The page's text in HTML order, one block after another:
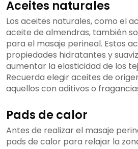
Aceites naturales
Los aceites naturales, como el
aceite de almendras, también
para el masaje perineal. Estos
propiedades hidratantes y
aumentar la elasticidad de los
Recuerda elegir aceites de
aquellos con aditivos o
Pads de calor
Antes de realizar el masaje
pads de calor para relajar la